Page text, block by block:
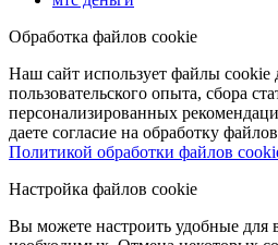
Обработка файлов cookie
Наш сайт использует файлы cookie
пользовательского опыта, сбора
персонализированных
даете согласие на обработку
Политикой обработки файлов
Настройка файлов cookie
Вы можете настроить удобные для